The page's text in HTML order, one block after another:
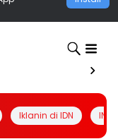
Iklanin di IDN